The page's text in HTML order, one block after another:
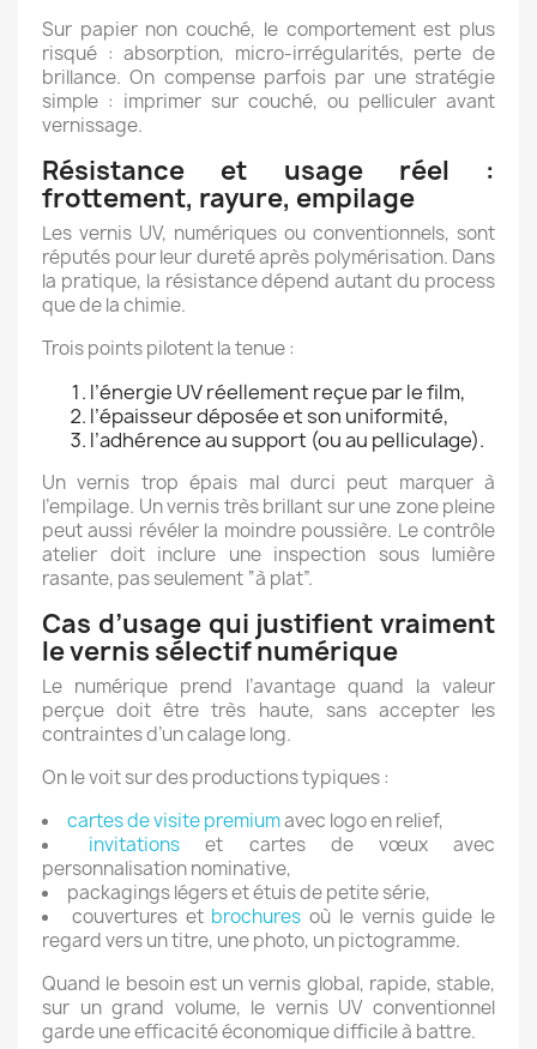
Sur papier non couché, le comportement est plus
risqué : absorption, micro-irrégularités, perte de
brillance. On compense parfois par une stratégie
simple : imprimer sur couché, ou pelliculer avant
vernissage.
Résistance et usage réel :
frottement, rayure, empilage
Les vernis UV, numériques ou conventionnels, sont
réputés pour leur dureté après polymérisation. Dans
la pratique, la résistance dépend autant du process
que de la chimie.
Trois points pilotent la tenue :
l’énergie UV réellement reçue par le film,
l’épaisseur déposée et son uniformité,
l’adhérence au support (ou au pelliculage).
Un vernis trop épais mal durci peut marquer à
l’empilage. Un vernis très brillant sur une zone pleine
peut aussi révéler la moindre poussière. Le contrôle
atelier doit inclure une inspection sous lumière
rasante, pas seulement “à plat”.
Cas d’usage qui justifient vraiment
le vernis sélectif numérique
Le numérique prend l’avantage quand la valeur
perçue doit être très haute, sans accepter les
contraintes d’un calage long.
On le voit sur des productions typiques :
cartes de visite premiumavec logo en relief,
invitations et cartes de vœux avec
personnalisation nominative,
packagings légers et étuis de petite série,
couvertures et brochures où le vernis guide le
regard vers un titre, une photo, un pictogramme.
Quand le besoin est un vernis global, rapide, stable,
sur un grand volume, le vernis UV conventionnel
garde une efficacité économique difficile à battre.